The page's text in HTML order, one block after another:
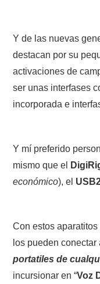
Y de las nuevas
destacan por su
activaciones de
ser unas interfases
incorporada e
Y mí preferido
mismo que el
económico), el
Con estos
los pueden
portatiles de
incursionar en “Voz